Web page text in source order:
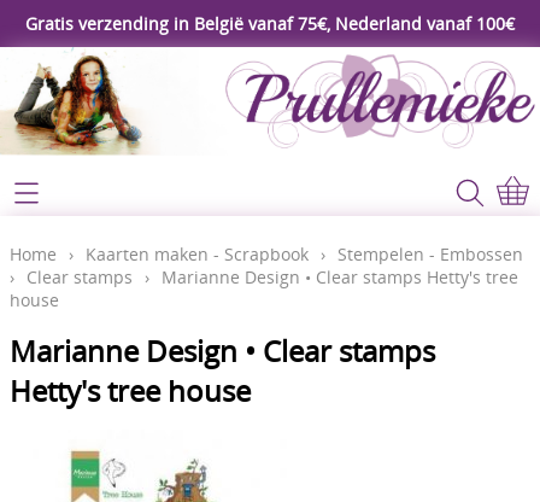
Gratis verzending in België vanaf 75€, Nederland vanaf 100€
Webshop
Koopjeshoek
****Nieuw****
Workshop
Gereedschap
Papier - karton - enveloppen
Home
Contact
Home › Kaarten maken - Scrapbook › Stempelen - Embossen
› Clear stamps › Marianne Design • Clear stamps Hetty's tree
house
Marianne Design • Clear stamps
Hetty's tree house